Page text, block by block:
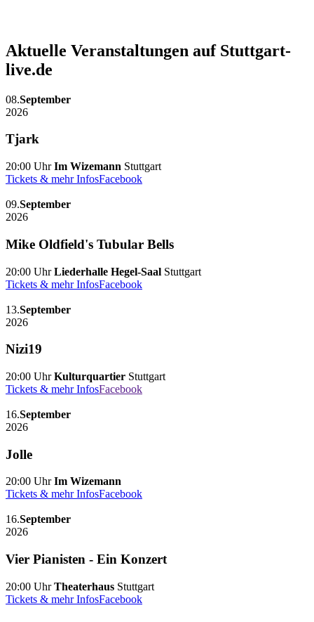
Aktuelle Veranstaltungen auf Stuttgart-
live.de
08.September
2026
Tjark
20:00 UhrIm Wizemann Stuttgart
Tickets & mehr InfosFacebook
09.September
2026
Mike Oldfield's Tubular Bells
20:00 UhrLiederhalle Hegel-Saal Stuttgart
Tickets & mehr InfosFacebook
13.September
2026
Nizi19
20:00 UhrKulturquartier Stuttgart
Tickets & mehr InfosFacebook
16.September
2026
Jolle
20:00 UhrIm Wizemann
Tickets & mehr InfosFacebook
16.September
2026
Vier Pianisten - Ein Konzert
20:00 UhrTheaterhaus Stuttgart
Tickets & mehr InfosFacebook